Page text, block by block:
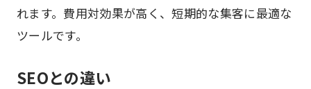
れます。費用対効果が高く、短期的な集客に最適な
ツールです。
SEOとの違い